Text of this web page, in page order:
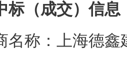
标（成交）信息
名称：上海德鑫